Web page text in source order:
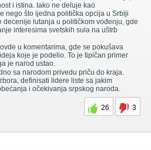
i istina. Iako ne deluje kao
nego što ijedna politička opcija u Srbiji
decenije lutanja u političkom vođenju, gde
interesima svetskih sula na uštrb
u komentarima, gde se pokušava
koje je podelio. To je tipičan primer
je narod ustao.
sa narodom privedu priču do kraja.
definisati lidere liste sa jakim
i očekivanja srpskog naroda.
26
3